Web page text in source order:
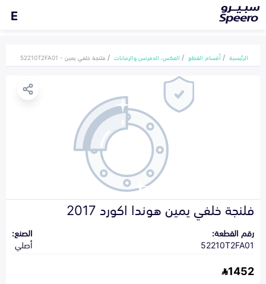
E
الرئيسية أقسام القطع العكس، الدفرنس والرمانات فلنجة خلفي يمين - 52210T2FA01
فلنجة خلفي يمين هوندا اكورد 2017
رقم القطعة:
52210T2FA01
الصنع:
أصلي
1452